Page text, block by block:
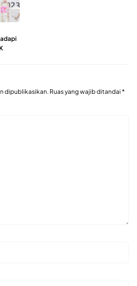
dipublikasikan. Ruas yang wajib ditandai *